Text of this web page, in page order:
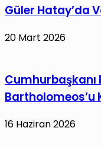
Güler Hatay’da
20 Mart 2026
Cumhurbaşkanı
Bartholomeos’u
16 Haziran 2026